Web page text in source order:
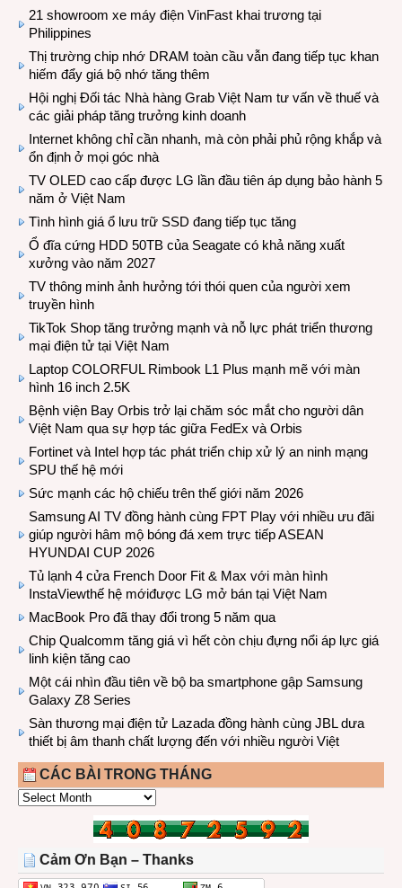
21 showroom xe máy điện VinFast khai trương tại
Philippines
Thị trường chip nhớ DRAM toàn cầu vẫn đang tiếp tục khan
hiếm đẩy giá bộ nhớ tăng thêm
Hội nghị Đối tác Nhà hàng Grab Việt Nam tư vấn về thuế và
các giải pháp tăng trưởng kinh doanh
Internet không chỉ cần nhanh, mà còn phải phủ rộng khắp và
ổn định ở mọi góc nhà
TV OLED cao cấp được LG lần đầu tiên áp dụng bảo hành 5
năm ở Việt Nam
Tình hình giá ổ lưu trữ SSD đang tiếp tục tăng
Ổ đĩa cứng HDD 50TB của Seagate có khả năng xuất
xưởng vào năm 2027
TV thông minh ảnh hưởng tới thói quen của người xem
truyền hình
TikTok Shop tăng trưởng mạnh và nỗ lực phát triển thương
mại điện tử tại Việt Nam
Laptop COLORFUL Rimbook L1 Plus mạnh mẽ với màn
hình 16 inch 2.5K
Bệnh viện Bay Orbis trở lại chăm sóc mắt cho người dân
Việt Nam qua sự hợp tác giữa FedEx và Orbis
Fortinet và Intel hợp tác phát triển chip xử lý an ninh mạng
SPU thế hệ mới
Sức mạnh các hộ chiếu trên thế giới năm 2026
Samsung AI TV đồng hành cùng FPT Play với nhiều ưu đãi
giúp người hâm mộ bóng đá xem trực tiếp ASEAN
HYUNDAI CUP 2026
Tủ lạnh 4 cửa French Door Fit & Max với màn hình
InstaViewthế hệ mớiđược LG mở bán tại Việt Nam
MacBook Pro đã thay đổi trong 5 năm qua
Chip Qualcomm tăng giá vì hết còn chịu đựng nổi áp lực giá
linh kiện tăng cao
Một cái nhìn đầu tiên về bộ ba smartphone gập Samsung
Galaxy Z8 Series
Sàn thương mại điện tử Lazada đồng hành cùng JBL dưa
thiết bị âm thanh chất lượng đến với nhiều người Việt
CÁC BÀI TRONG THÁNG
CÁC
THÁNG
Cảm Ơn Bạn – Thanks